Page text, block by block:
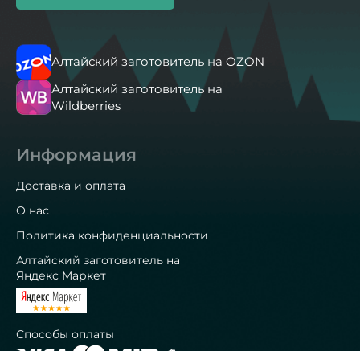
Алтайский заготовитель на OZON
Алтайский заготовитель на
Wildberries
Информация
Доставка и оплата
О нас
Политика конфиденциальности
Алтайский заготовитель на
Яндекс Маркет
Способы оплаты